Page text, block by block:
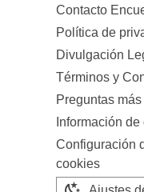
Contacto
Política de
Divulgación
Términos y
Preguntas
Información
Configuración
cookies